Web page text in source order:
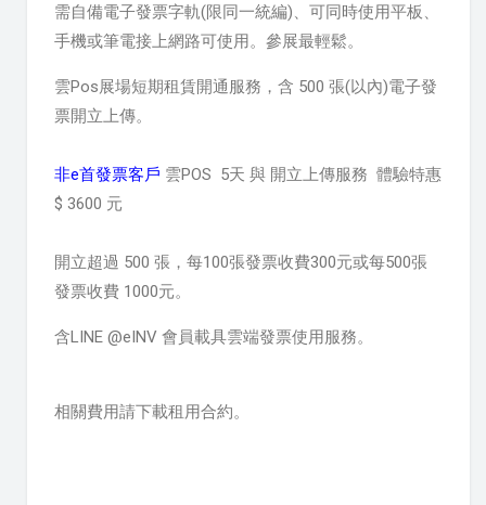
需自備電子發票字軌(限同一統編)、可同時使用平板、
手機或筆電接上網路可使用。參展最輕鬆。
雲Pos展場短期租賃開通服務，含 500 張(以內)電子發
票開立上傳。
非e首發票客戶 雲POS 5天 與 開立上傳服務 體驗特惠
$ 3600 元
開立超過 500 張，每100張發票收費300元或每500張
發票收費 1000元。
含LINE @eINV 會員載具雲端發票使用服務。
相關費用請下載租用合約。